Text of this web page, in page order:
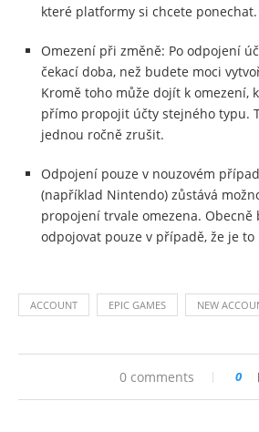
které platformy si chcete ponechat.
Omezení při změně: Po odpojení
čekací doba, než budete moci
Kromě toho může dojít k omezení,
přímo propojit účty stejného typu.
jednou ročně zrušit.
Odpojení pouze v nouzovém
(například Nintendo) zůstává
propojení trvale omezena.
odpojovat pouze v případě, že je
ACCOUNT EPIC GAMES NEW
0 comments 0